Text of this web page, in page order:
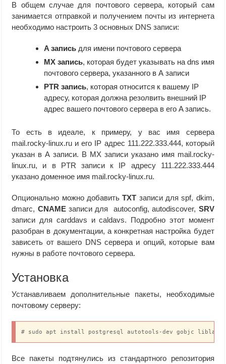
В общем случае для почтового сервера, который сам
занимается отправкой и получением почты из интернета
необходимо настроить 3 основных DNS записи:
A записьдля имени почтового сервера
MX запись, которая будет указывать на dns имя
почтового сервера, указанного в А записи
PTR запись, которая относится к вашему IP
адресу, которая должна резолвить внешний IP
адрес вашего почтового сервера в его A запись.
То есть в идеале, к примеру, у вас имя сервера
mail.rocky-linux.ru и его IP адрес 111.222.333.444, который
указан в А записи. В MX записи указано имя mail.rocky-
linux.ru, и в PTR записи к IP адресу 111.222.333.444
указано доменное имя mail.rocky-linux.ru.
Опционально можно добавитьTXT записи для spf, dkim,
dmarc, CNAMEзаписи для autoconfig, autodiscover, SRV
записи для carddavs и caldavs. Подробно этот момент
разобран в документации, а конкретная настройка будет
зависеть от вашего DNS сервера и опций, которые вам
нужны в работе почтового сервера.
Установка
Устанавливаем дополнительные пакеты, необходимые
почтовому серверу:
# sudo apt install postgresql autotools-dev gobjc
Все пакеты подтянулись из стандартного репозитория